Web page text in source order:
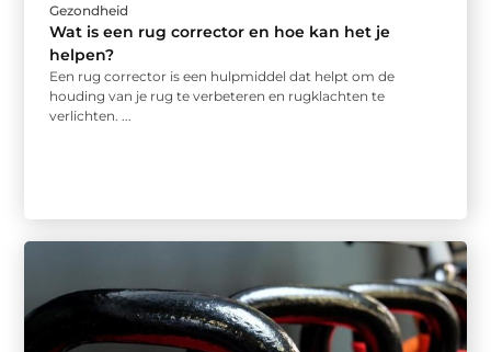
Gezondheid
Wat is een rug corrector en hoe kan het je
helpen?
Een rug corrector is een hulpmiddel dat helpt om de
houding van je rug te verbeteren en rugklachten te
verlichten. ...